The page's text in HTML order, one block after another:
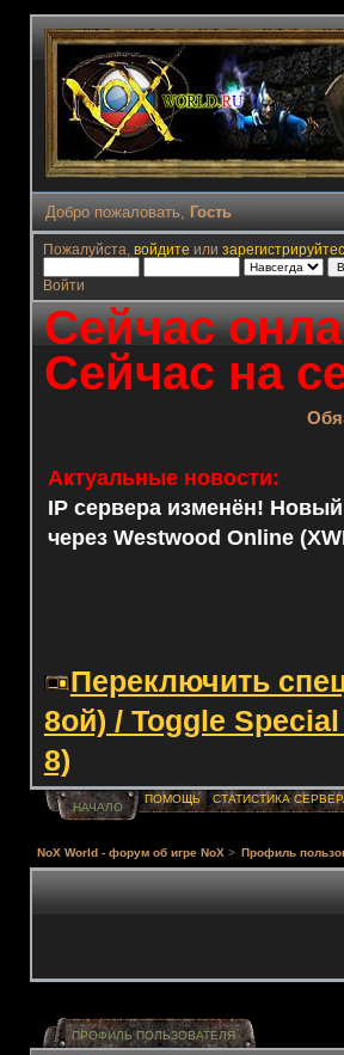
Добро пожаловать, Гость
Пожалуйста, войдите или
Войти
Сейчас
Сейчас на
Актуальные новости:
IP сервера изменён!
через Westwood Online
Переключить
8ой) / Toggle
8)
НАЧАЛО
ПОМОЩЬ СТАТИСТИКА
NoX World - форум об игре NoX > Профиль
ПРОФИЛЬ ПОЛЬЗОВАТЕЛЯ